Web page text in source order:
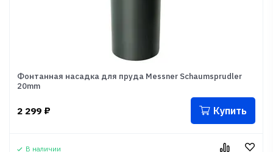
Фонтанная насадка для пруда Messner Schaumsprudler
20mm
2 299 ₽ Купить
В наличии